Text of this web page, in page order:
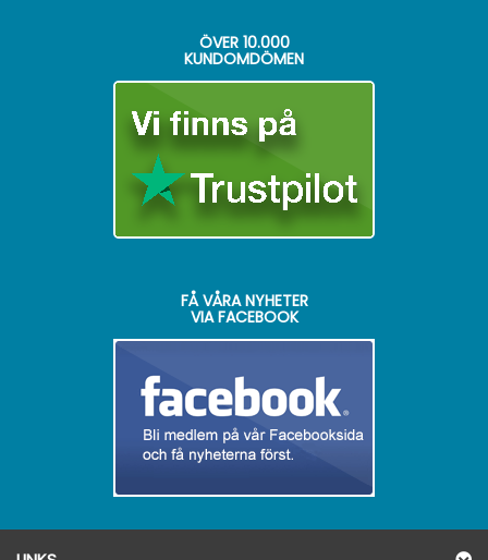
ÖVER 10.000
KUNDOMDÖMEN
FÅ VÅRA NYHETER
VIA FACEBOOK